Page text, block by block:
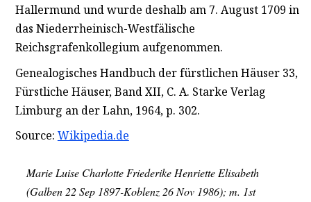
Hallermund und wurde deshalb am 7. August 1709 in
das Niederrheinisch-Westfälische
Reichsgrafenkollegium aufgenommen.
Genealogisches Handbuch der fürstlichen Häuser 33,
Fürstliche Häuser, BandXII, C. A. Starke Verlag
Limburg an der Lahn, 1964, p. 302.
Source: Wikipedia.de
Marie Luise Charlotte Friederike Henriette Elisabeth
(Galben 22 Sep 1897-Koblenz 26 Nov 1986); m. 1st